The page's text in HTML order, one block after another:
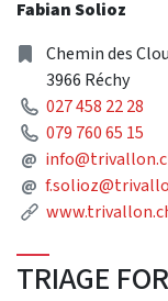
Fabian Solioz
Address
Chemin des
3966 Réchy
Phone
027 458 22 28
Phone
079 760 65 15
@ Mail
@ Mail
Link
TRIAGE